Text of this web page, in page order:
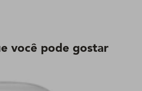
você pode gostar